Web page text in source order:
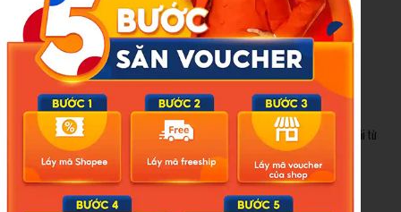
Cảnh báo thủ đoạn lừa đảo kết hôn: Khi sính lễ trở thành ‘cái
bẫy’ tinh vi
Gần 1.200 tỷ đồng xóa ‘mù bơi’ cho học sinh TP.HCM: Lời giải từ
chính sách hỗ trợ trực tiếp
Related Posts